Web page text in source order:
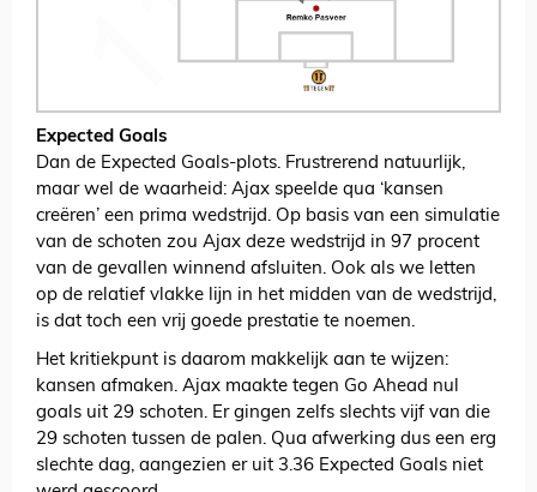
Expected Goals
Dan de Expected Goals-plots. Frustrerend natuurlijk,
maar wel de waarheid: Ajax speelde qua ‘kansen
creëren’ een prima wedstrijd. Op basis van een simulatie
van de schoten zou Ajax deze wedstrijd in 97 procent
van de gevallen winnend afsluiten. Ook als we letten
op de relatief vlakke lijn in het midden van de wedstrijd,
is dat toch een vrij goede prestatie te noemen.
Het kritiekpunt is daarom makkelijk aan te wijzen:
kansen afmaken. Ajax maakte tegen Go Ahead nul
goals uit 29 schoten. Er gingen zelfs slechts vijf van die
29 schoten tussen de palen. Qua afwerking dus een erg
slechte dag, aangezien er uit 3.36 Expected Goals niet